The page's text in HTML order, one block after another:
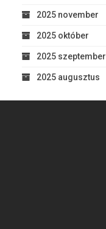
2025 november
2025 október
2025 szeptember
2025 augusztus